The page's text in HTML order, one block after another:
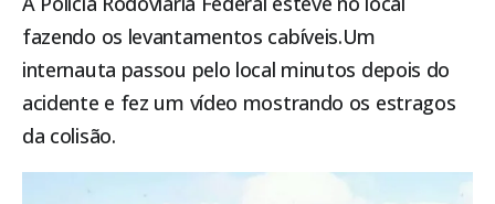
fazendo os levantamentos cabíveis.Um
internauta passou pelo local minutos depois do
acidente e fez um vídeo mostrando os estragos
da colisão.